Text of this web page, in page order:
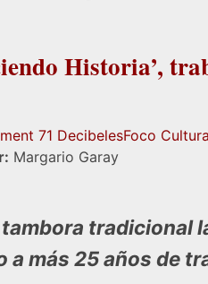
Historia’,
71 DecibelesFoco
Margario Garay
tradicional
a más 25 años de